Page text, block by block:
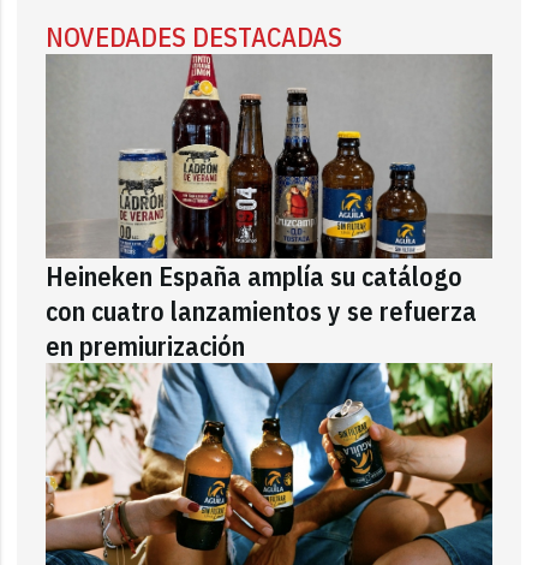
NOVEDADES DESTACADAS
Heineken España amplía su catálogo
con cuatro lanzamientos y se refuerza
en premiurización